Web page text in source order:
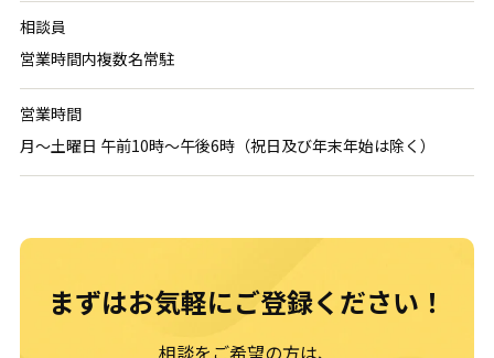
相談員
営業時間内複数名常駐
営業時間
月～土曜日 午前10時～午後6時（祝日及び年末年始は除く）
まずはお気軽にご登録ください！
相談をご希望の方は、